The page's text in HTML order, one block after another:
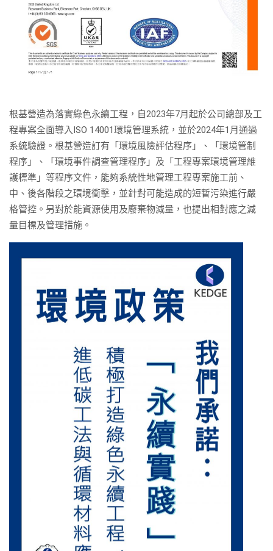
根基營造為落實綠色永續工程，自2023年7月起於公司總部及工
程專案全面導入ISO 14001環境管理系統，並於2024年1月通過
系統驗證。根基營造訂有「環境風險評估程序」、「環境管制
程序」、「環境事件調查管理程序」及「工程專案環境管理維
護標準」等程序文件，能夠系統性地管理工程專案施工前、
中、後各階段之環境衝擊，並針對可能造成的短暫污染進行嚴
格管控。另對於能資源使用及廢棄物減量，也提出相對應之減
量目標及管理措施。